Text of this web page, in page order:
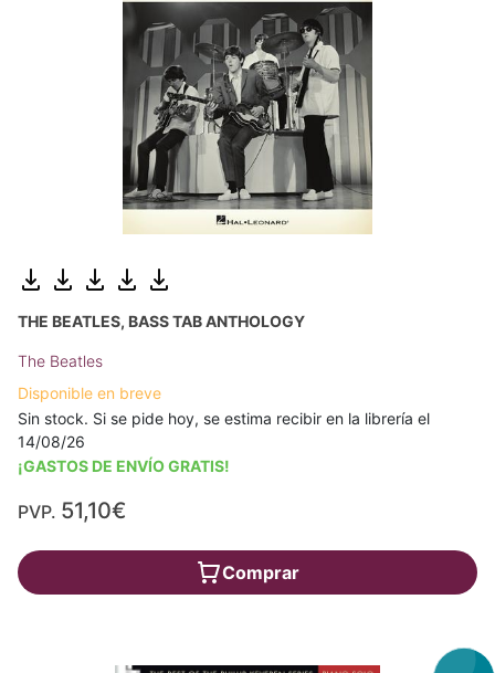
THE BEATLES, BASS TAB ANTHOLOGY
The Beatles
Disponible en breve
Sin stock. Si se pide hoy, se estima recibir en la librería el
14/08/26
¡GASTOS DE ENVÍO GRATIS!
PVP. 51,10€
Comprar